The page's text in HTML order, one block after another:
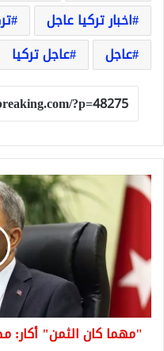
اخبار تركيا عاجل
عاجل
عاجل تركيا
"مهما
كان
مصممون
على
حماية
مصالح
تركيا
"مهما كان الثمن" أكار: